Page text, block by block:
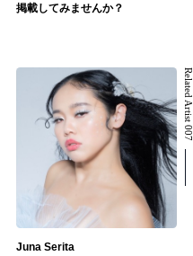
掲載してみませんか？
Related Artist 007
Juna Serita